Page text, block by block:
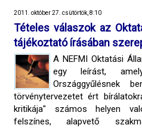
2011. október 27. csütörtök, 8:10
Tételes válaszok az
tájékoztató írásában
A NEFMI Oktatási
egy leírást,
Országgyűlésnek
törvénytervezetet ért
kritikája" számos helyen
felszínes, alapvető